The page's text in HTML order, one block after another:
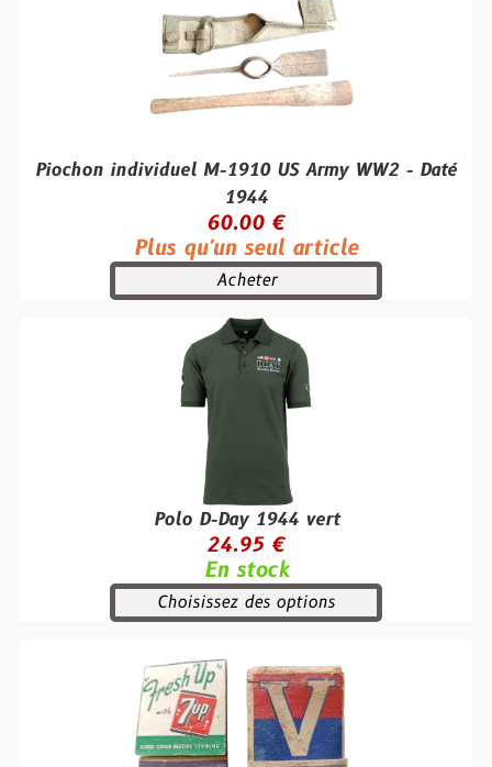
Piochon individuel M-1910 US Army WW2 - Daté
1944
60.00 €
Plus qu'un seul article
Acheter
Polo D-Day 1944 vert
24.95 €
En stock
Choisissez des options